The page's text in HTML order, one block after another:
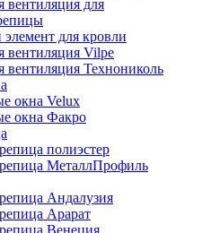
вентиляция для
для кровли
вентиляция Vilpe
вентиляция Технониколь
окна Velux
окна Факро
полиэстер
МеталлПрофиль
Андалузия
Арарат
Венеция